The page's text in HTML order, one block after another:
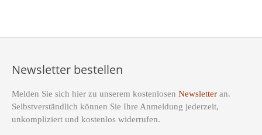
Newsletter bestellen
Melden Sie sich hier zu unserem kostenlosen Newsletter an.
Selbstverständlich können Sie Ihre Anmeldung jederzeit,
unkompliziert und kostenlos widerrufen.